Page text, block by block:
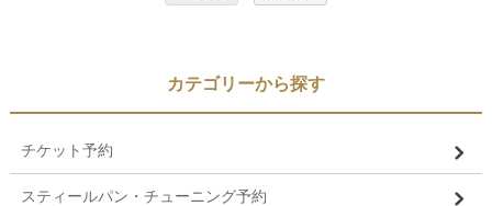
カテゴリーから探す
チケット予約
スティールパン・チューニング予約